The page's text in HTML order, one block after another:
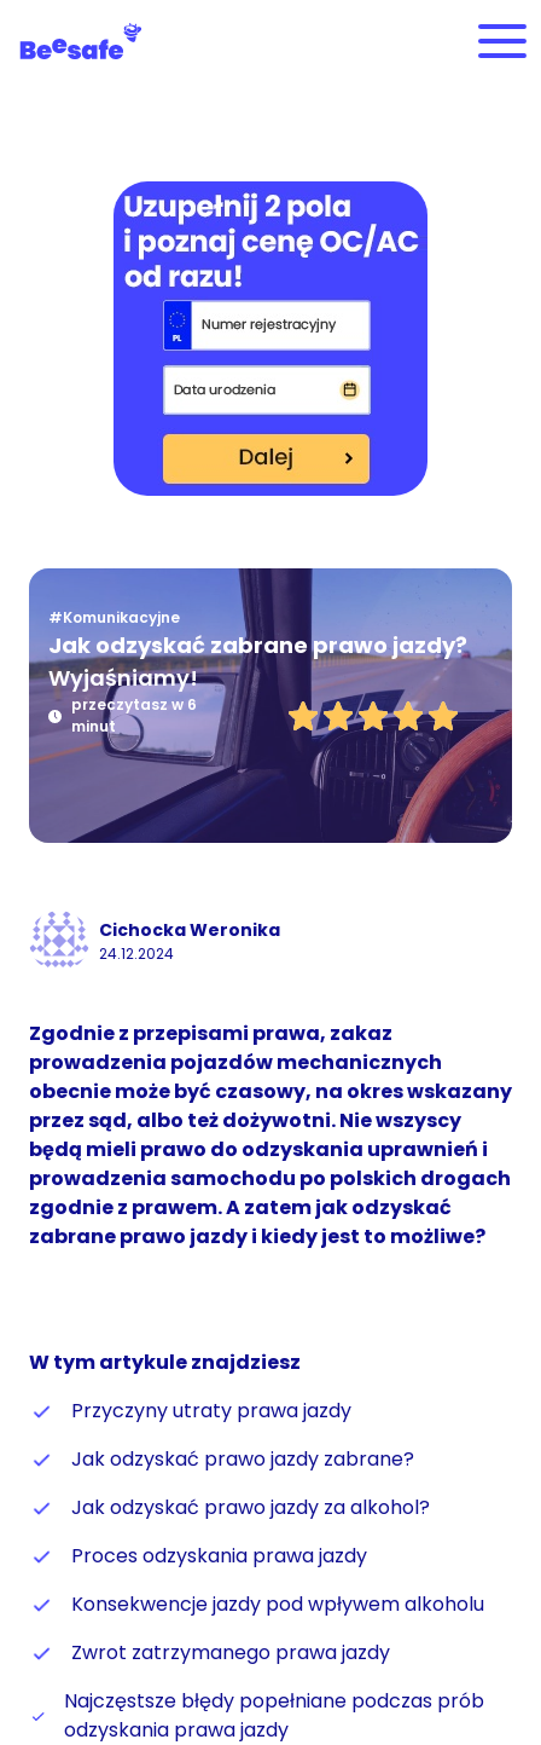
#Komunikacyjne
Jak odzyskać zabrane prawo jazdy?
Wyjaśniamy!
przeczytasz w 6
minut
Cichocka Weronika
24.12.2024
Zgodnie z przepisami prawa, zakaz
prowadzenia pojazdów mechanicznych
obecnie może być czasowy, na okres wskazany
przez sąd, albo też dożywotni. Nie wszyscy
będą mieli prawo do odzyskania uprawnień i
prowadzenia samochodu po polskich drogach
zgodnie z prawem. A zatem jak odzyskać
zabrane prawo jazdy i kiedy jest to możliwe?
W tym artykule znajdziesz
Przyczyny utraty prawa jazdy
Jak odzyskać prawo jazdy zabrane?
Jak odzyskać prawo jazdy za alkohol?
Proces odzyskania prawa jazdy
Konsekwencje jazdy pod wpływem alkoholu
Zwrot zatrzymanego prawa jazdy
Najczęstsze błędy popełniane podczas prób
odzyskania prawa jazdy